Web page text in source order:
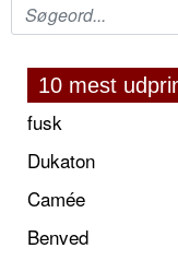
10 mest
fusk
Dukaton
Camée
Benved